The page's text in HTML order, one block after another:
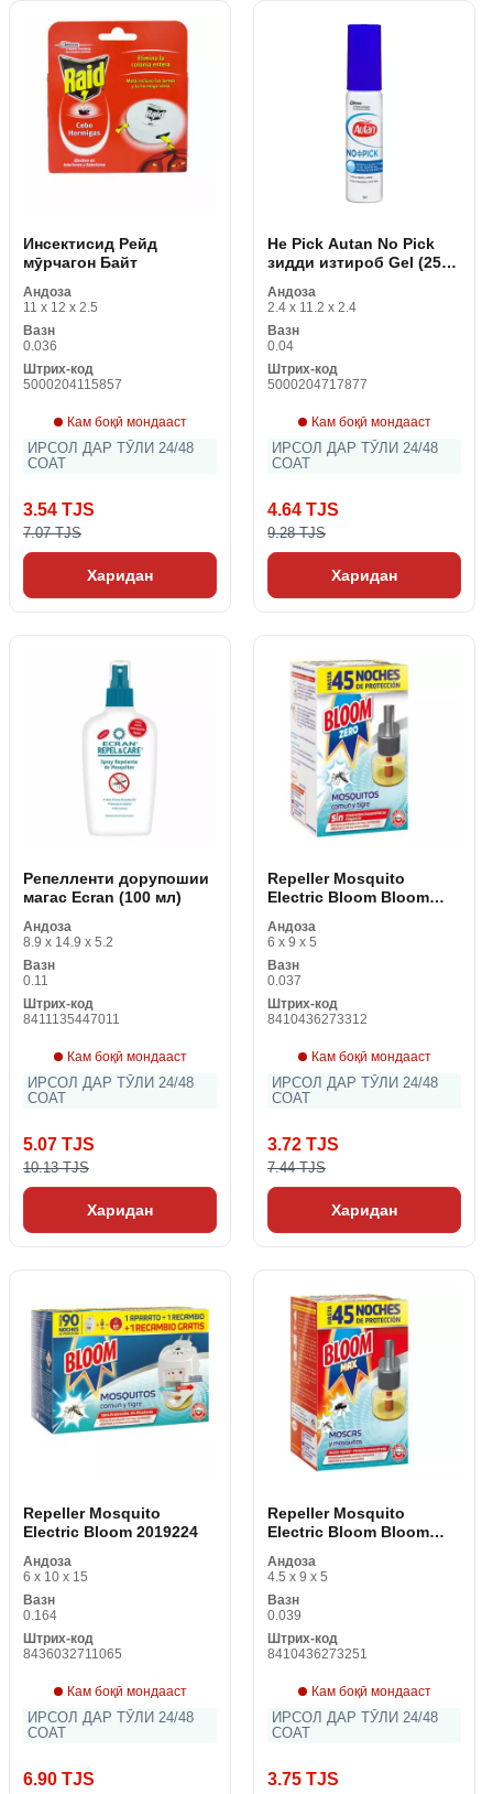
Инсектисид Рейд
мӯрчагон Байт
Андоза
11 x 12 x 2.5
Вазн
0.036
Штрих-код
5000204115857
Кам боқӣ мондааст
ИРСОЛ ДАР ТӮЛИ 24/48
СОАТ
3.54 TJS
7.07 TJS
Харидан
Не Pick Autan No Pick
зидди изтироб Gel (25
Андоза
2.4 x 11.2 x 2.4
Вазн
0.04
Штрих-код
5000204717877
Кам боқӣ мондааст
ИРСОЛ ДАР ТӮЛИ 24/48
СОАТ
4.64 TJS
9.28 TJS
Харидан
Репелленти дорупошии
магас Ecran (100 мл)
Андоза
8.9 x 14.9 x 5.2
Вазн
0.11
Штрих-код
8411135447011
Кам боқӣ мондааст
ИРСОЛ ДАР ТӮЛИ 24/48
СОАТ
5.07 TJS
10.13 TJS
Харидан
Repeller Mosquito
Electric Bloom Bloom
Андоза
6 x 9 x 5
Вазн
0.037
Штрих-код
8410436273312
Кам боқӣ мондааст
ИРСОЛ ДАР ТӮЛИ 24/48
СОАТ
3.72 TJS
7.44 TJS
Харидан
Repeller Mosquito
Electric Bloom 2019224
Андоза
6 x 10 x 15
Вазн
0.164
Штрих-код
8436032711065
Кам боқӣ мондааст
ИРСОЛ ДАР ТӮЛИ 24/48
СОАТ
6.90 TJS
Repeller Mosquito
Electric Bloom Bloom
45 Night 1 порча 18 мл
Андоза
4.5 x 9 x 5
Вазн
0.039
Штрих-код
8410436273251
Кам боқӣ мондааст
ИРСОЛ ДАР ТӮЛИ 24/48
СОАТ
3.75 TJS